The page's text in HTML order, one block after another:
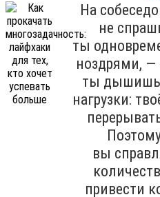
На
не
ты
ноздрями, —
ты дышишь
нагрузки:
вы
привести